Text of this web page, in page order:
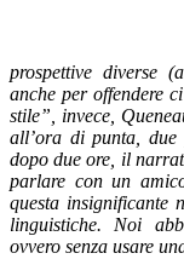
prospettive diverse
anche per offendere
stile”, invece,
all’ora di punta, due
dopo due ore, il
parlare con un
questa insignificante
linguistiche. Noi
ovvero senza usare